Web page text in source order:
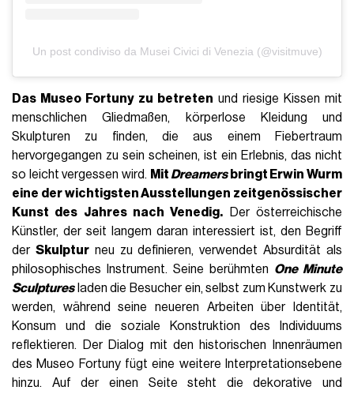
Un post condiviso da Musei Civici di Venezia (@visitmuve)
Das Museo Fortuny zu betreten und riesige Kissen mit
menschlichen Gliedmaßen, körperlose Kleidung und
Skulpturen zu finden, die aus einem Fiebertraum
hervorgegangen zu sein scheinen, ist ein Erlebnis, das nicht
so leicht vergessen wird. MitDreamersbringt Erwin Wurm
eine der wichtigsten Ausstellungen zeitgenössischer
Kunst des Jahres nach Venedig. Der österreichische
Künstler, der seit langem daran interessiert ist, den Begriff
der Skulpturneu zu definieren, verwendet Absurdität als
philosophisches Instrument. Seine berühmten One Minute
Sculpturesladen die Besucher ein, selbst zum Kunstwerk zu
werden, während seine neueren Arbeiten über Identität,
Konsum und die soziale Konstruktion des Individuums
reflektieren. Der Dialog mit den historischen Innenräumen
des Museo Fortuny fügt eine weitere Interpretationsebene
hinzu. Auf der einen Seite steht die dekorative und